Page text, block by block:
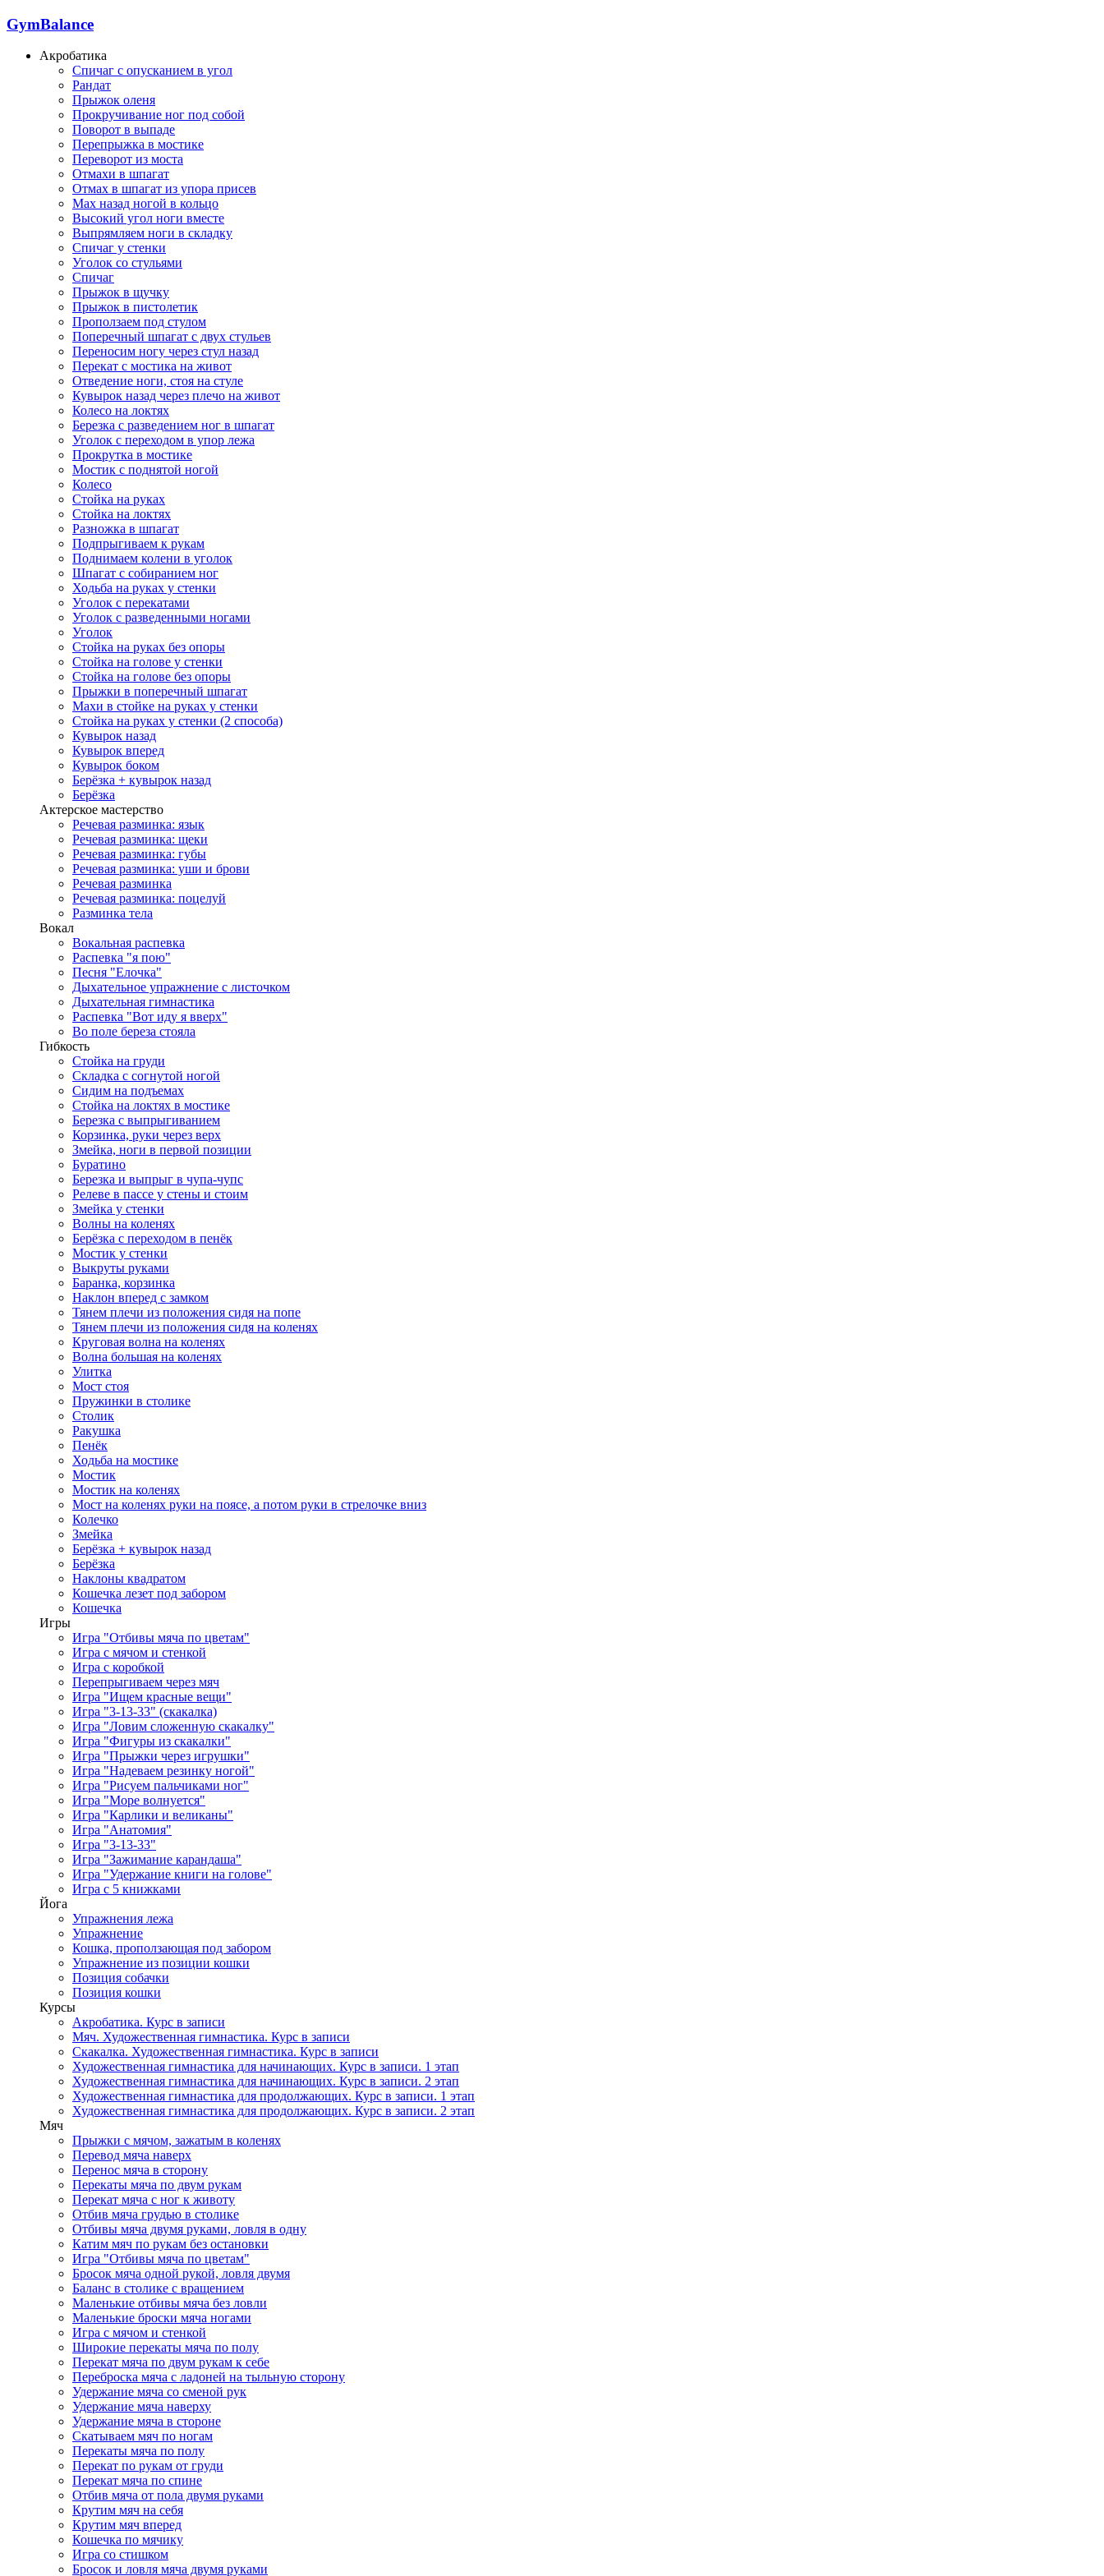
GymBalance
Акробатика
Спичаг с опусканием в угол
Рандат
Прыжок оленя
Прокручивание ног под собой
Поворот в выпаде
Перепрыжка в мостике
Переворот из моста
Отмахи в шпагат
Отмах в шпагат из упора присев
Мах назад ногой в кольцо
Высокий угол ноги вместе
Выпрямляем ноги в складку
Спичаг у стенки
Уголок со стульями
Спичаг
Прыжок в щучку
Прыжок в пистолетик
Проползаем под стулом
Поперечный шпагат с двух стульев
Переносим ногу через стул назад
Перекат с мостика на живот
Отведение ноги, стоя на стуле
Кувырок назад через плечо на живот
Колесо на локтях
Березка с разведением ног в шпагат
Уголок с переходом в упор лежа
Прокрутка в мостике
Мостик с поднятой ногой
Колесо
Стойка на руках
Стойка на локтях
Разножка в шпагат
Подпрыгиваем к рукам
Поднимаем колени в уголок
Шпагат с собиранием ног
Ходьба на руках у стенки
Уголок с перекатами
Уголок с разведенными ногами
Уголок
Стойка на руках без опоры
Стойка на голове у стенки
Стойка на голове без опоры
Прыжки в поперечный шпагат
Махи в стойке на руках у стенки
Стойка на руках у стенки (2 способа)
Кувырок назад
Кувырок вперед
Кувырок боком
Берёзка + кувырок назад
Берёзка
Актерское мастерство
Речевая разминка: язык
Речевая разминка: щеки
Речевая разминка: губы
Речевая разминка: уши и брови
Речевая разминка
Речевая разминка: поцелуй
Разминка тела
Вокал
Вокальная распевка
Распевка "я пою"
Песня "Елочка"
Дыхательное упражнение с листочком
Дыхательная гимнастика
Распевка "Вот иду я вверх"
Во поле береза стояла
Гибкость
Стойка на груди
Складка с согнутой ногой
Сидим на подъемах
Стойка на локтях в мостике
Березка с выпрыгиванием
Корзинка, руки через верх
Змейка, ноги в первой позиции
Буратино
Березка и выпрыг в чупа-чупс
Релеве в пассе у стены и стоим
Змейка у стенки
Волны на коленях
Берёзка с переходом в пенёк
Мостик у стенки
Выкруты руками
Баранка, корзинка
Наклон вперед с замком
Тянем плечи из положения сидя на попе
Тянем плечи из положения сидя на коленях
Круговая волна на коленях
Волна большая на коленях
Улитка
Мост стоя
Пружинки в столике
Столик
Ракушка
Пенёк
Ходьба на мостике
Мостик
Мостик на коленях
Мост на коленях руки на поясе, а потом руки в стрелочке вниз
Колечко
Змейка
Берёзка + кувырок назад
Берёзка
Наклоны квадратом
Кошечка лезет под забором
Кошечка
Игры
Игра "Отбивы мяча по цветам"
Игра с мячом и стенкой
Игра с коробкой
Перепрыгиваем через мяч
Игра "Ищем красные вещи"
Игра "3-13-33" (скакалка)
Игра "Ловим сложенную скакалку"
Игра "Фигуры из скакалки"
Игра "Прыжки через игрушки"
Игра "Надеваем резинку ногой"
Игра "Рисуем пальчиками ног"
Игра "Море волнуется"
Игра "Карлики и великаны"
Игра "Анатомия"
Игра "3-13-33"
Игра "Зажимание карандаша"
Игра "Удержание книги на голове"
Игра с 5 книжками
Йога
Упражнения лежа
Упражнение
Кошка, проползающая под забором
Упражнение из позиции кошки
Позиция собачки
Позиция кошки
Курсы
Акробатика. Курс в записи
Мяч. Художественная гимнастика. Курс в записи
Скакалка. Художественная гимнастика. Курс в записи
Художественная гимнастика для начинающих. Курс в записи. 1 этап
Художественная гимнастика для начинающих. Курс в записи. 2 этап
Художественная гимнастика для продолжающих. Курс в записи. 1 этап
Художественная гимнастика для продолжающих. Курс в записи. 2 этап
Мяч
Прыжки с мячом, зажатым в коленях
Перевод мяча наверх
Перенос мяча в сторону
Перекаты мяча по двум рукам
Перекат мяча с ног к животу
Отбив мяча грудью в столике
Отбивы мяча двумя руками, ловля в одну
Катим мяч по рукам без остановки
Игра "Отбивы мяча по цветам"
Бросок мяча одной рукой, ловля двумя
Баланс в столике с вращением
Маленькие отбивы мяча без ловли
Маленькие броски мяча ногами
Игра с мячом и стенкой
Широкие перекаты мяча по полу
Перекат мяча по двум рукам к себе
Переброска мяча с ладоней на тыльную сторону
Удержание мяча со сменой рук
Удержание мяча наверху
Удержание мяча в стороне
Скатываем мяч по ногам
Перекаты мяча по полу
Перекат по рукам от груди
Перекат мяча по спине
Отбив мяча от пола двумя руками
Крутим мяч на себя
Крутим мяч вперед
Кошечка по мячику
Игра со стишком
Бросок и ловля мяча двумя руками